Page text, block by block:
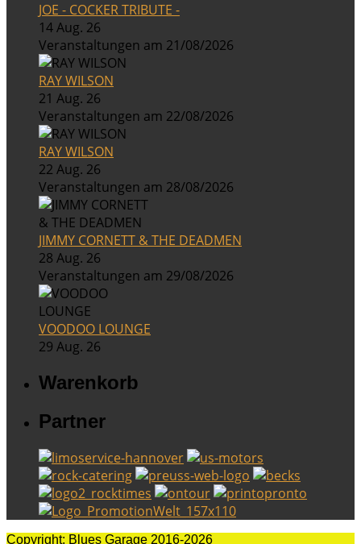
JOE - COCKER TRIBUTE -
14 Aug. 26
Veranstaltungen am 21/08/2026
RAY WILSON
21 Aug. 26
Veranstaltungen am 22/08/2026
RAY WILSON
22 Aug. 26
Veranstaltungen am 28/08/2026
JIMMY CORNETT & THE DEADMEN
28 Aug. 26
Veranstaltungen am 29/08/2026
VOODOO LOUNGE
29 Aug. 26
Warenkorb
Partner
Copyright: Blues Garage 2016-2026